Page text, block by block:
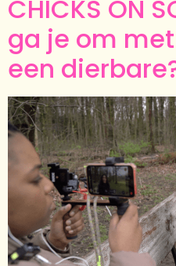
CHICKS ON
ga je om
een